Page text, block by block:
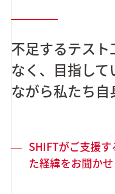
不足するテスト
なく、目指し
ながら私たち自
SHIFTがご支援
た経緯をお聞かせ